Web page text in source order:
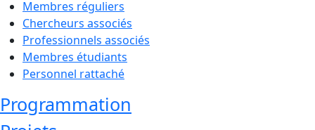
Membres réguliers
Chercheurs associés
Professionnels associés
Membres étudiants
Personnel rattaché
Programmation